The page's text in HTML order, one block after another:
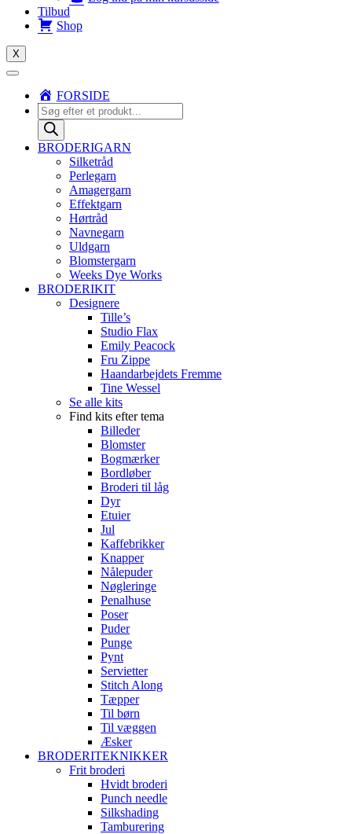
Tilbud
Shop
X
FORSIDE
Products
search
BRODERIGARN
Silketråd
Perlegarn
Amagergarn
Effektgarn
Hørtråd
Navnegarn
Uldgarn
Blomstergarn
Weeks Dye Works
BRODERIKIT
Designere
Tille’s
Studio Flax
Emily Peacock
Fru Zippe
Haandarbejdets Fremme
Tine Wessel
Se alle kits
Find kits efter tema
Billeder
Blomster
Bogmærker
Bordløber
Broderi til låg
Dyr
Etuier
Jul
Kaffebrikker
Knapper
Nålepuder
Nøgleringe
Penalhuse
Poser
Puder
Punge
Pynt
Servietter
Stitch Along
Tæpper
Til børn
Til væggen
Æsker
BRODERITEKNIKKER
Frit broderi
Hvidt broderi
Punch needle
Silkshading
Tamburering